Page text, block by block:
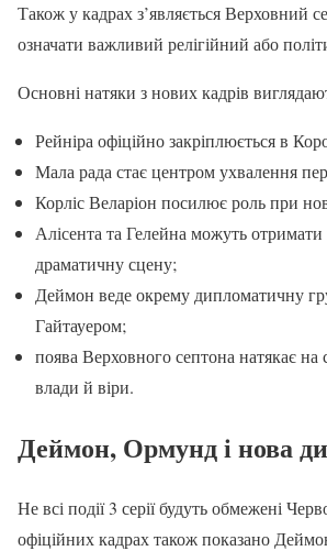
Також у кадрах з’являється Верховний
означати важливий релігійний або
Основні натяки з нових кадрів
Рейніра офіційно закріплюється в
Мала рада стає центром ухвалення
Корліс Веларіон посилює роль при
Алісента та Гелейна можуть
драматичну сцену;
Деймон веде окрему дипломатичну
Гайтауером;
поява Верховного септона натякає на
влади й віри.
Деймон, Ормунд і нова
Не всі події 3 серії будуть обмежені
офіційних кадрах також показано